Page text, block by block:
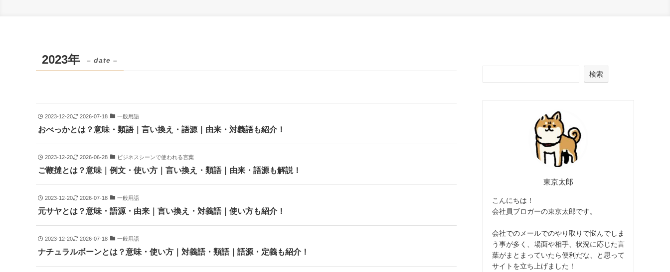
2023年 – date –
2023-12-20 2026-07-18 一般用語
おべっかとは？意味・類語｜言い換え・語源｜由来・対義語も紹介！
2023-12-20 2026-06-28 ビジネスシーンで使われる言葉
ご鞭撻とは？意味｜例文・使い方｜言い換え・類語｜由来・語源も解説！
2023-12-20 2026-07-18 一般用語
元サヤとは？意味・語源・由来｜言い換え・対義語｜使い方も紹介！
2023-12-20 2026-07-18 一般用語
ナチュラルボーンとは？意味・使い方｜対義語・類語｜語源・定義も紹介！
検索
東京太郎
こんにちは！
会社員ブロガーの東京太郎です。
会社でのメールでのやり取りで悩んでしま
う事が多く、場面や相手、状況に応じた言
葉がまとまっていたら便利だな、と思って
サイトを立ち上げました！